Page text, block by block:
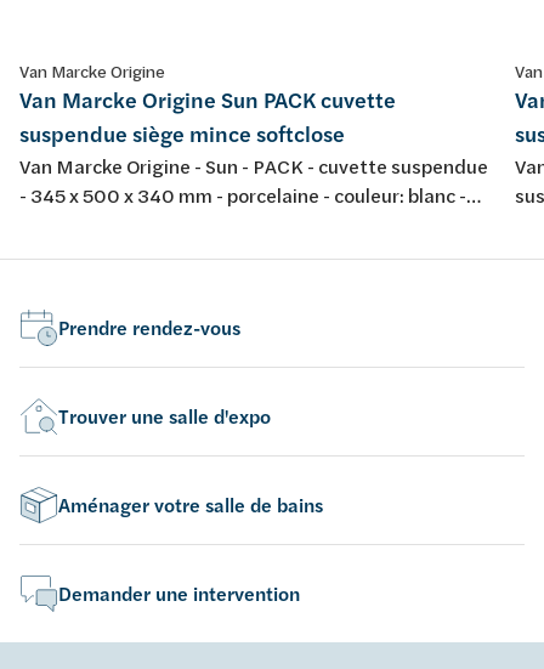
Van Marcke Origine
Van Marcke Origine Sun PACK cuvette
suspendue siège mince softclose
Van Marcke Origine - Sun - PACK - cuvette suspendue
- 345 x 500 x 340 mm - porcelaine - couleur: blanc -
Prendre rendez-vous
Trouver une salle d'expo
Aménager votre salle de bains
Demander une intervention